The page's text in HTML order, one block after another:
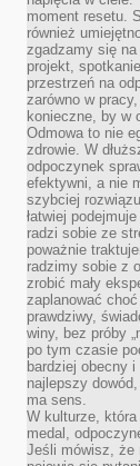
moment resetu.
również
zgadzamy się
projekt,
przestrzeń na
zarówno w
konieczne, by w
Odmowa to nie
zdrowie. W
odpoczynek
efektywni, a nie
szybciej
łatwiej
radzi sobie ze
poważnie
radzimy sobie z
zrobić mały
zaplanować
prawdziwy,
winy, bez próby
po tym czasie
bardziej obecny
najlepszy
ma sens.
W kulturze, która
medal,
Jeśli mówisz, że